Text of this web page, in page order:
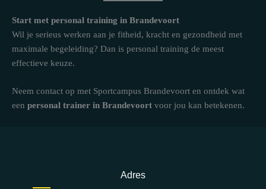
Start met personal training in Brandevoort
Wil je serieus werken aan je fitheid, kracht en gezondheid met
maximale begeleiding? Dan is personal training de meest
effectieve keuze.
Neem contact op met Sportcampus Brandevoort en ontdek wat
een personal trainer in Brandevoort voor jou kan betekenen.
Adres